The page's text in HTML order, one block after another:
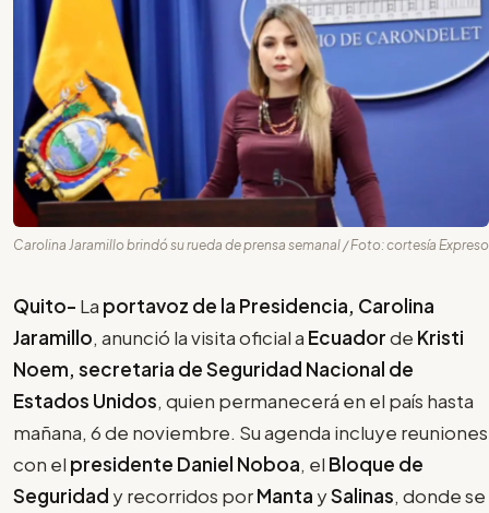
Carolina Jaramillo brindó su rueda de prensa semanal / Foto: cortesía Expreso
Quito- La portavoz de la Presidencia, Carolina
Jaramillo, anunció la visita oficial a Ecuadorde Kristi
Noem, secretaria de Seguridad Nacional de
Estados Unidos, quien permanecerá en el país hasta
mañana, 6 de noviembre. Su agenda incluye reuniones
con el presidente Daniel Noboa, el Bloque de
Seguridad y recorridos porManta ySalinas, donde se